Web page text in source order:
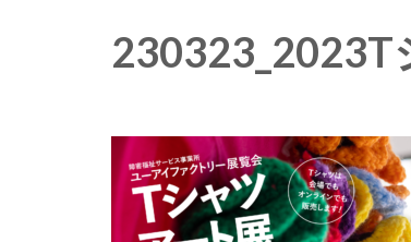
230323_2023T